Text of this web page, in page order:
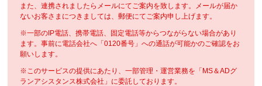
また、連携されましたらメールにてご案内を致します。メールが届か
ないお客さまにつきましては、郵便にてご案内申し上げます。
※一部のIP電話、携帯電話、固定電話等からつながらない場合があり
ます。事前に電話会社へ「0120番号」への通話が可能かのご確認をお
願いします。
※このサービスの提供にあたり、一部管理・運営業務を「MS＆ADグ
ランアシスタンス株式会社」に委託しております。